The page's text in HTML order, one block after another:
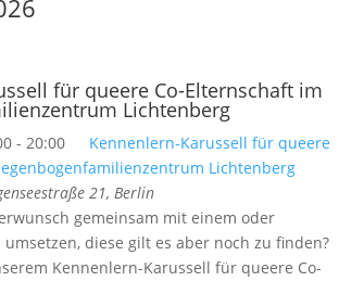
für queere Co-Elternschaft im
Lichtenberg
- 20:00
Kennenlern-Karussell für queere
Lichtenberg
21, Berlin
gemeinsam mit einem oder
diese gilt es aber noch zu finden?
Kennenlern-Karussell für queere Co-